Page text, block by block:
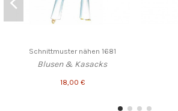
Schnittmuster nähen 1681
Blusen & Kasacks
18,00 €